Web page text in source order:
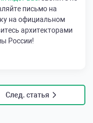
письмо на
на официальном
архитекторами
России!
След. статья